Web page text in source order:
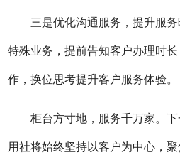
三是优化沟通服务，提升服
特殊业务，提前告知客户办理时
作，换位思考提升客户服务体验。
柜台方寸地，服务千万家。
用社将始终坚持以客户为中心，